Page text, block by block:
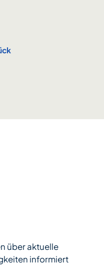
über aktuelle
informiert